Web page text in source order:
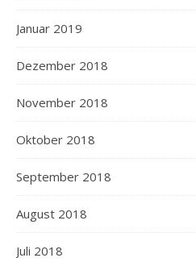
Januar 2019
Dezember 2018
November 2018
Oktober 2018
September 2018
August 2018
Juli 2018